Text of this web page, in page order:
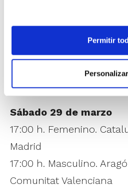
Permitir
Personalizar
en San Fernando (Cadis).
Estos han sigut els
Sábado 29 de marzo
17:00 h. Femenino.
Madrid
17:00 h. Masculino.
Comunitat Valenciana